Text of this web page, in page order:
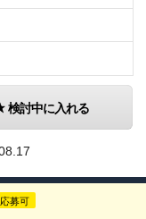
検討中に入れる
募可